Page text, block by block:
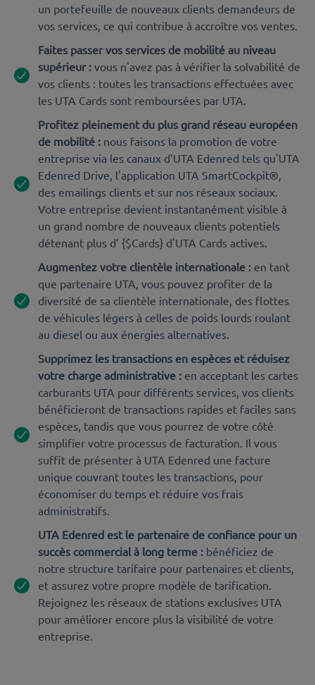
un portefeuille de nouveaux clients demandeurs de
vos services, ce qui contribue à accroître vos ventes.
Faites passer vos services de mobilité au niveau
supérieur : vous n'avez pas à vérifier la solvabilité de
vos clients : toutes les transactions effectuées avec
les UTA Cards sont remboursées par UTA.
Profitez pleinement du plus grand réseau européen
de mobilité : nous faisons la promotion de votre
entreprise via les canaux d’UTA Edenred tels qu'UTA
Edenred Drive, l'application UTA SmartCockpit®,
des emailings clients et sur nos réseaux sociaux.
Votre entreprise devient instantanément visible à
un grand nombre de nouveaux clients potentiels
détenant plus d’ {$Cards} d'UTA Cards actives.
Augmentez votre clientèle internationale : en tant
que partenaire UTA, vous pouvez profiter de la
diversité de sa clientèle internationale, des flottes
de véhicules légers à celles de poids lourds roulant
au diesel ou aux énergies alternatives.
Supprimez les transactions en espèces et réduisez
votre charge administrative : en acceptant les cartes
carburants UTA pour différents services, vos clients
bénéficieront de transactions rapides et faciles sans
espèces, tandis que vous pourrez de votre côté
simplifier votre processus de facturation. Il vous
suffit de présenter à UTA Edenred une facture
unique couvrant toutes les transactions, pour
économiser du temps et réduire vos frais
administratifs.
UTA Edenred est le partenaire de confiance pour un
succès commercial à long terme : bénéficiez de
notre structure tarifaire pour partenaires et clients,
et assurez votre propre modèle de tarification.
Rejoignez les réseaux de stations exclusives UTA
pour améliorer encore plus la visibilité de votre
entreprise.